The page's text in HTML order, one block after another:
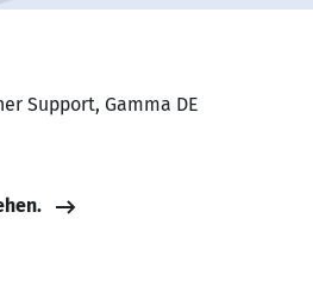
Support, Gamma DE